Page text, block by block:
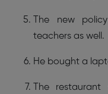
The new
teachers as well.
He bought a
The